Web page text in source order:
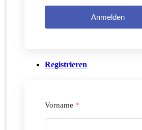
Anmelden
Registrieren
Vorname *